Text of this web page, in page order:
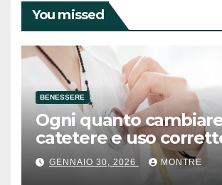
You missed
BENESSERE
Ogni quanto
catetere e uso
GENNAIO 30, 2026 MONTRE